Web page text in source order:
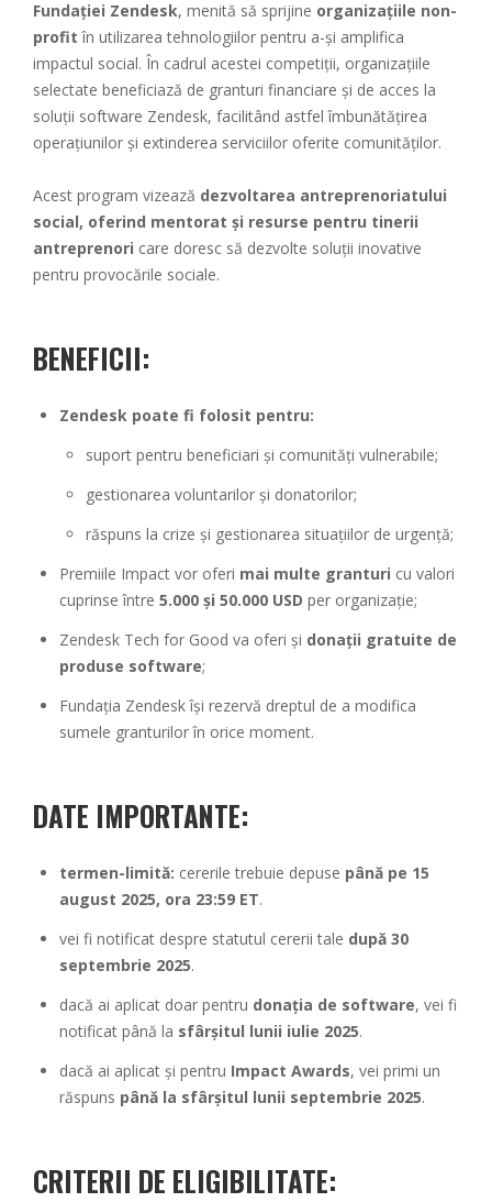
Fundației Zendesk, menită să sprijine organizațiile non-
profit în utilizarea tehnologiilor pentru a-și amplifica
impactul social. În cadrul acestei competiții, organizațiile
selectate beneficiază de granturi financiare și de acces la
soluții software Zendesk, facilitând astfel îmbunătățirea
operațiunilor și extinderea serviciilor oferite comunităților.
Acest program vizează dezvoltarea antreprenoriatului
social, oferind mentorat și resurse pentru tinerii
antreprenori care doresc să dezvolte soluții inovative
pentru provocările sociale.
BENEFICII:
Zendesk poate fi folosit pentru:
suport pentru beneficiari și comunități vulnerabile;
gestionarea voluntarilor și donatorilor;
răspuns la crize și gestionarea situațiilor de urgență;
Premiile Impact vor oferi mai multe granturi cu valori
cuprinse între 5.000 și 50.000 USD per organizație;
Zendesk Tech for Good va oferi și donații gratuite de
produse software;
Fundația Zendesk își rezervă dreptul de a modifica
sumele granturilor în orice moment.
DATE IMPORTANTE:
termen-limită: cererile trebuie depuse până pe 15
august 2025, ora 23:59 ET.
vei fi notificat despre statutul cererii tale după 30
septembrie 2025.
dacă ai aplicat doar pentru donația de software, vei fi
notificat până la sfârșitul lunii iulie 2025.
dacă ai aplicat și pentru Impact Awards, vei primi un
răspuns până la sfârșitul lunii septembrie 2025.
CRITERII DE ELIGIBILITATE: